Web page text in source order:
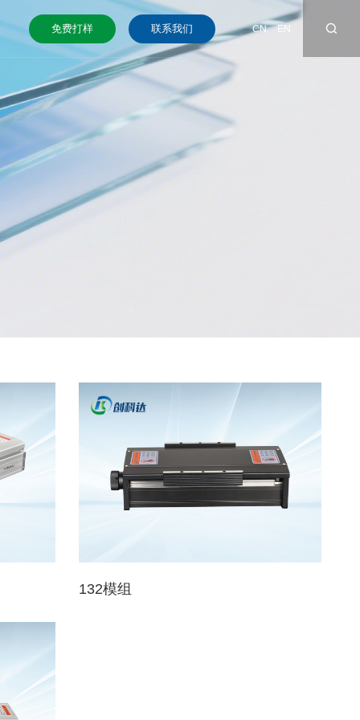
CN EN
免费打样 联系我们
132模组